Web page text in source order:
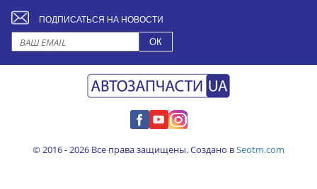
ПОДПИСАТЬСЯ НА НОВОСТИ
© 2016 - 2026 Все права защищены. Создано вSeotm.com